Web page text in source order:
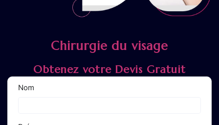
Chirurgie du visage
Obtenez votre Devis Gratuit